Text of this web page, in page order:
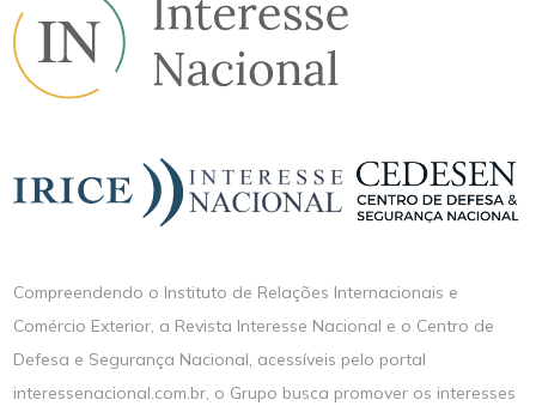
Compreendendo o Instituto de Relações Internacionais e
Comércio Exterior, a Revista Interesse Nacional e o Centro de
Defesa e Segurança Nacional, acessíveis pelo portal
interessenacional.com.br, o Grupo busca promover os interesses